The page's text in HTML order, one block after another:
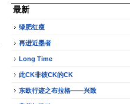
最新
绿肥红瘦
再进近墨者
Long Time
此CK非彼CK的CK
东欧行迹之布拉格——兴致